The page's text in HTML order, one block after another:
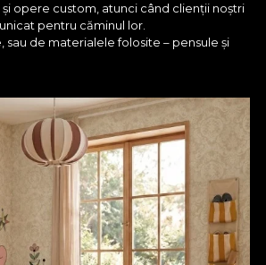
opere custom, atunci când clienții noștri
pentru căminul lor.
sau de materialele folosite – pensule și
VLAdiLA pornește în primul rând cu un
drag și răbdare, alimentat de satisfacția și
sa le colorăm un “acasă” al visurilor lor.